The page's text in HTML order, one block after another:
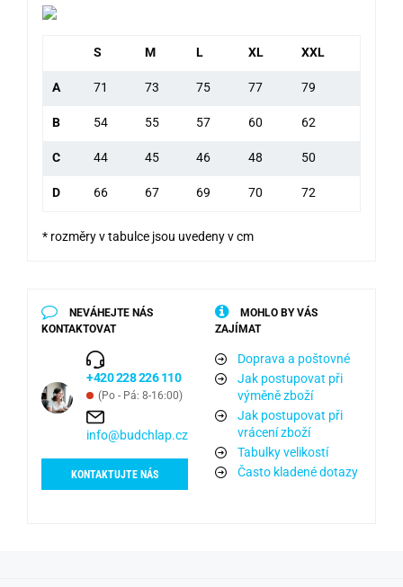
S M L XL XXL
A 71 73 75 77 79
B 54 55 57 60 62
C 44 45 46 48 50
D 66 67 69 70 72
* rozměry v tabulce jsou uvedeny v cm
NEVÁHEJTE NÁS
KONTAKTOVAT
+420 228 226 110
(Po - Pá: 8-16:00)
info@budchlap.cz
KONTAKTUJTE NÁS
MOHLO BY VÁS
ZAJÍMAT
Doprava a poštovné
Jak postupovat při
výměně zboží
Jak postupovat při
vrácení zboží
Tabulky velikostí
Často kladené dotazy